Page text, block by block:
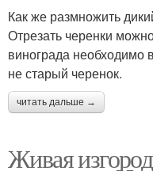
Как же размножить
Отрезать черенки
винограда необходимо
не старый черенок.
читать дальше →
Живая